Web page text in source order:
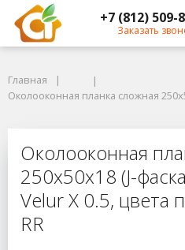
+7 (812) 509-
Заказать
Околооконная планка сложная
Околооконная
Главная
Околооконная планка сложная
Околооконная
250х50х18 (J-
Velur X 0.5, цвета
RR